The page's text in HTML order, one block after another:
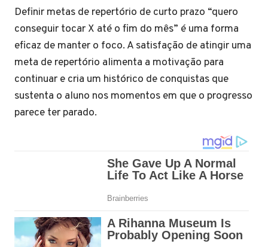
Definir metas de repertório de curto prazo “quero
conseguir tocar X até o fim do mês” é uma forma
eficaz de manter o foco. A satisfação de atingir uma
meta de repertório alimenta a motivação para
continuar e cria um histórico de conquistas que
sustenta o aluno nos momentos em que o progresso
parece ter parado.